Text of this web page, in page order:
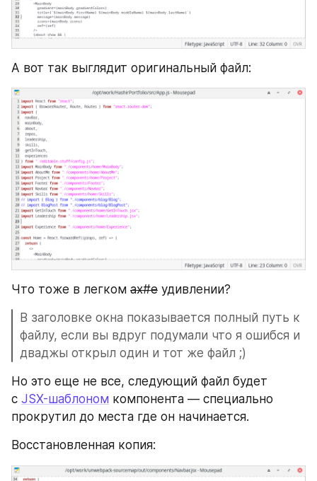
А вот так выглядит оригинальный файл:
Что тоже в легком ах#е удивлении?
В заголовке окна показывается полный путь к
файлу, если вы вдруг подумали что я ошибся и
дваджы открыл один и тот же файл ;)
Но это еще не все, следующий файл будет
с JSX-шаблоном компонента — специально
прокрутил до места где он начинается.
Восстановленная копия: